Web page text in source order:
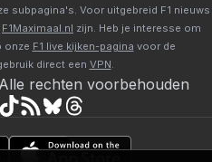
subpagina's. Voor uitgebreid F1 nieuws
F1Maximaal.nl zijn. Heb je interesse om
onze F1 live kijken-pagina voor de
direct een VPN.
Alle rechten voorbehouden